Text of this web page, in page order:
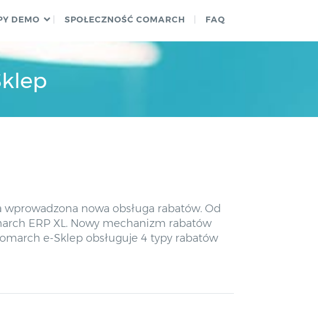
DEMO SPOŁECZNOŚĆ COMARCH FAQ
nowa obsługa rabatów. Od
ERP XL. Nowy mechanizm rabatów
e-Sklep obsługuje 4 typy rabatów